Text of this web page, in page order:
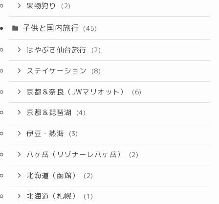
果物狩り (2)
子供と国内旅行 (45)
はやぶさ仙台旅行 (2)
ステイケーション (8)
京都＆奈良（JWマリオット） (6)
京都＆琵琶湖 (4)
伊豆・熱海 (3)
八ヶ岳（リゾナーレ八ヶ岳） (2)
北海道（函館） (2)
北海道（札幌） (1)